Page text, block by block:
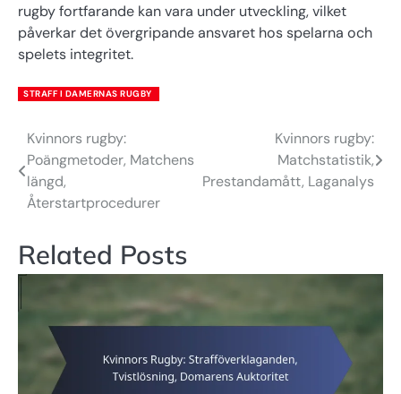
rugby fortfarande kan vara under utveckling, vilket
påverkar det övergripande ansvaret hos spelarna och
spelets integritet.
STRAFF I DAMERNAS RUGBY
Post
navigation
Kvinnors rugby:
Poängmetoder, Matchens
längd,
Återstartprocedurer
Kvinnors rugby:
Matchstatistik,
Prestandamått, Laganalys
Related Posts